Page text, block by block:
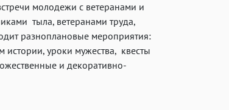
молодежи с ветеранами и
тыла, ветеранами труда,
разноплановые мероприятия:
истории, уроки мужества, квесты
и декоративно-